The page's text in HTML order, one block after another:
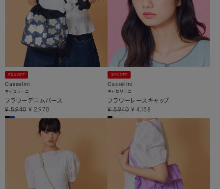
50%OFF
Casselini
キャセリーニ
フラワーデニムパース
¥ 5,940 ¥ 2,970
30%OFF
Casselini
キャセリーニ
フラワーレースキャップ
¥ 5,940 ¥ 4,158